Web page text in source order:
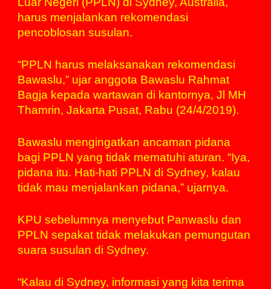
harus menjalankan rekomendasi
pencoblosan susulan.
“PPLN harus melaksanakan rekomendasi
Bawaslu,” ujar anggota Bawaslu Rahmat
Bagja kepada wartawan di kantornya, Jl MH
Thamrin, Jakarta Pusat, Rabu (24/4/2019).
Bawaslu mengingatkan ancaman pidana
bagi PPLN yang tidak mematuhi aturan. “Iya,
pidana itu. Hati-hati PPLN di Sydney, kalau
tidak mau menjalankan pidana,” ujarnya.
KPU sebelumnya menyebut Panwaslu dan
PPLN sepakat tidak melakukan pemungutan
suara susulan di Sydney.
“Kalau di Sydney, informasi yang kita terima